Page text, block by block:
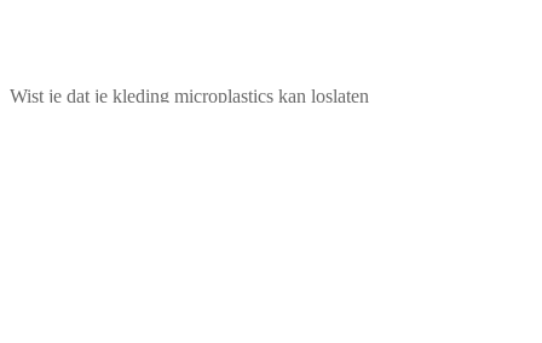
Wist je dat je kleding microplastics kan loslaten